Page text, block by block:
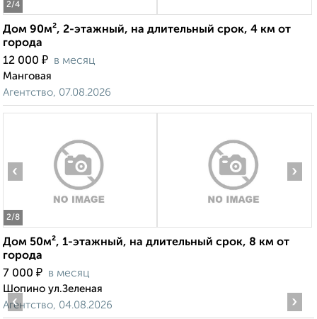
2/4
Дом 90м², 2-этажный, на длительный срок, 4 км от
города
12 000 ₽ в месяц
Манговая
Агентство, 07.08.2026
2/8
‹ ›
Дом 50м², 1-этажный, на длительный срок, 8 км от
города
7 000 ₽ в месяц
Шопино ул.Зеленая
Агентство, 04.08.2026
‹ ›